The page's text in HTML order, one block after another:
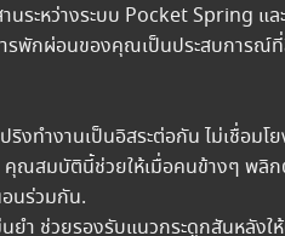
ะหว่างระบบ Pocket Spring แล
รพักผ่อนของคุณเป็นประสบการณ์
งทำงานเป็นอิสระต่อกัน ไม่เชื่อมโ
สมบัตินี้ช่วยให้เมื่อคนข้างๆ พลิ
นร่วมกัน.
ำ ช่วยรองรับแนวกระดูกสันหลังใ